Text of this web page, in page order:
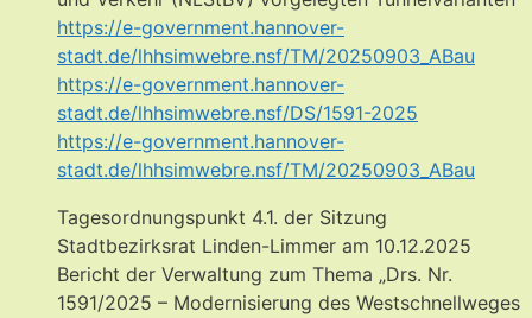
https://e-government.hannover-
stadt.de/lhhsimwebre.nsf/TM/20250903_ABau
https://e-government.hannover-
stadt.de/lhhsimwebre.nsf/DS/1591-2025
https://e-government.hannover-
stadt.de/lhhsimwebre.nsf/TM/20250903_ABau
Tagesordnungspunkt 4.1. der Sitzung
Stadtbezirksrat Linden-Limmer am 10.12.2025
Bericht der Verwaltung zum Thema „Drs. Nr.
1591/2025 – Modernisierung des Westschnellweges